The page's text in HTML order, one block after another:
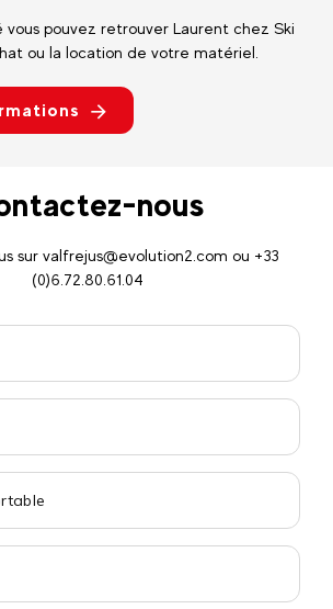
pouvez retrouver Laurent chez Ski
ou la location de votre matériel.
nous
sur valfrejus@evolution2.com ou +33
(0)6.72.80.61.04